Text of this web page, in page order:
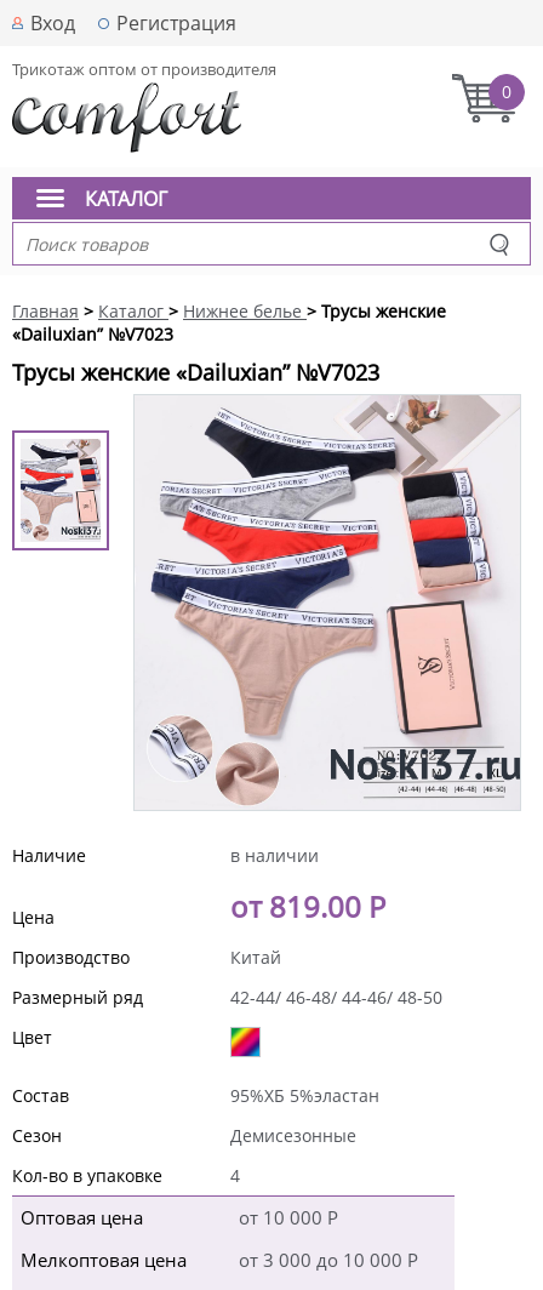
Вход Регистрация
Трикотаж оптом от производителя
0
КАТАЛОГ
Главная > Каталог > Нижнее белье > Трусы женские
«Dailuxian” №V7023
Трусы женские «Dailuxian” №V7023
Наличие в наличии
Цена от 819.00 Р
Производство
Китай
Размерный ряд
42-44/ 46-48/ 44-46/ 48-50
Цвет
Состав
95%ХБ 5%эластан
Сезон
Демисезонные
Кол-во в упаковке
4
Оптовая цена
от 10 000 Р
Мелкоптовая цена
от 3 000 до 10 000 Р